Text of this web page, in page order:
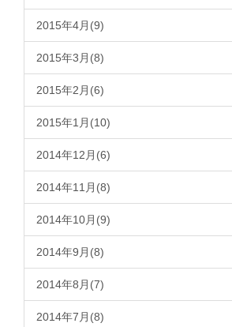
2015年4月(9)
2015年3月(8)
2015年2月(6)
2015年1月(10)
2014年12月(6)
2014年11月(8)
2014年10月(9)
2014年9月(8)
2014年8月(7)
2014年7月(8)